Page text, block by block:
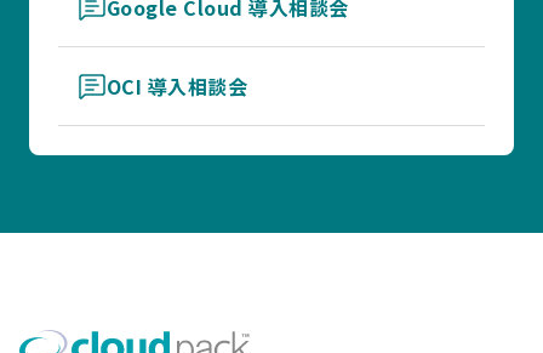
Google Cloud 導入相談会
OCI 導入相談会